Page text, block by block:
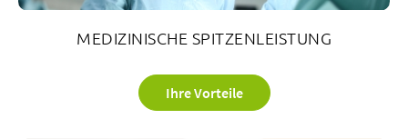
MEDIZINISCHE SPITZENLEISTUNG
Ihre Vorteile